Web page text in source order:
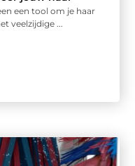
een tool om je haar
veelzijdige ...